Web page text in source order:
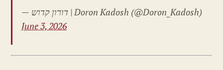
— דורון קדוש | Doron Kadosh (@Doron_Kadosh)
June 3, 2026